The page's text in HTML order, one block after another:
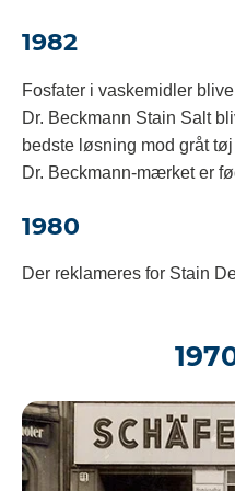
1982
Fosfater i vaskemidler
Dr. Beckmann Stain Salt
bedste løsning mod gråt
Dr. Beckmann-mærket er
1980
Der reklameres for Stain